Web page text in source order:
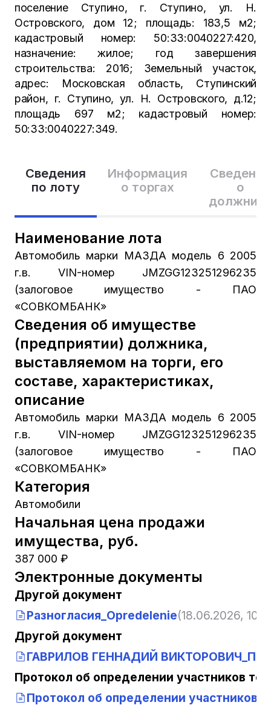
Сведения
по лоту
Информация
о торгах
Сведения
о
Наименование лота
Автомобиль марки МАЗДА модель 6 2005
г.в. VIN-номер JMZGG123251296235
(залоговое имущество - ПАО
«СОВКОМБАНК»
Сведения об имуществе
(предприятии) должника,
выставляемом на торги, его
составе, характеристиках,
описание
Автомобиль марки МАЗДА модель 6 2005
г.в. VIN-номер JMZGG123251296235
(залоговое имущество - ПАО
«СОВКОМБАНК»
Категория
Автомобили
Начальная цена продажи
имущества, руб.
387 000 ₽
Электронные документы
Другой документ
Разногласия_Opredelenie(18.06.2026,
Другой документ
ГАВРИЛОВ ГЕННАДИЙ
Протокол об определении участников
Протокол об определении участников
поселение Ступино, г. Ступино, ул. Н.
Островского, дом 12; площадь: 183,5 м2;
кадастровый номер: 50:33:0040227:420,
назначение: жилое; год завершения
строительства: 2016; Земельный участок,
адрес: Московская область, Ступинский
район, г. Ступино, ул. Н. Островского, д.12;
площадь 697 м2; кадастровый номер:
50:33:0040227:349.